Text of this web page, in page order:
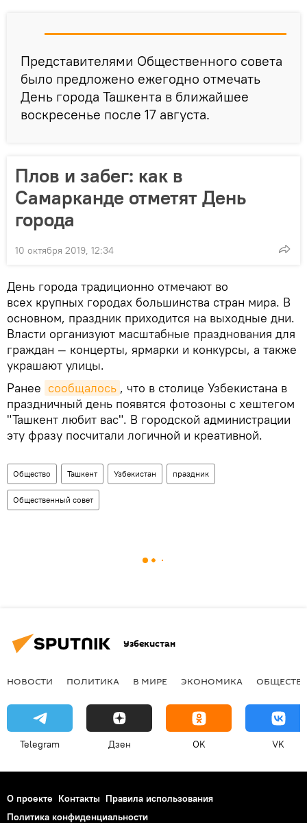
Представителями Общественного совета
было предложено ежегодно отмечать
День города Ташкента в ближайшее
воскресенье после 17 августа.
Плов и забег: как в
Самарканде отметят День
города
10 октября 2019, 12:34
День города традиционно отмечают во
всех крупных городах большинства стран мира. В
основном, праздник приходится на выходные дни.
Власти организуют масштабные празднования для
граждан — концерты, ярмарки и конкурсы, а также
украшают улицы.
Ранее сообщалось , что в столице Узбекистана в
праздничный день появятся фотозоны с хештегом
"Ташкент любит вас". В городской администрации
эту фразу посчитали логичной и креативной.
Общество Ташкент Узбекистан праздник
Общественный совет
Узбекистан
НОВОСТИ ПОЛИТИКА В МИРЕ ЭКОНОМИКА
Telegram Дзен OK VK
О проекте Контакты Правила использования
Политика конфиденциальности